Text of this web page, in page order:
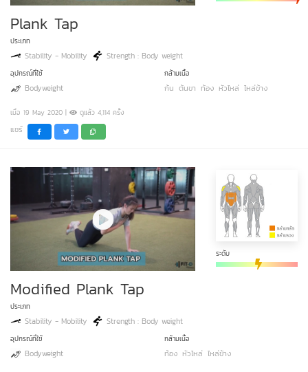
Plank Tap
ประเภท
Stability - Mobility Strength : Body weight
อุปกรณ์ที่ใช้
Bodyweight
กล้ามเนื้อ
ก้น ต้นขา ท้อง หัวไหล่ ไหล่ข้าง
เมื่อ 19 May 2020 | ดูแล้ว 4,114 ครั้ง
แชร์
ระดับ
Modified Plank Tap
ประเภท
Stability - Mobility Strength : Body weight
อุปกรณ์ที่ใช้
Bodyweight
กล้ามเนื้อ
ท้อง หัวไหล่ ไหล่ข้าง